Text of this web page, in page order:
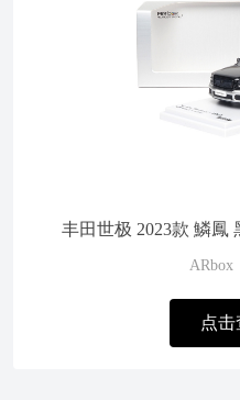
丰田世极 2023款 鱗鳳
ARbox
点